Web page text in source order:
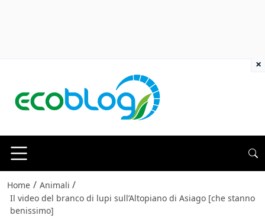
Home / Animali /
Il video del branco di lupi sull’Altopiano di Asiago [che stanno
benissimo]
×